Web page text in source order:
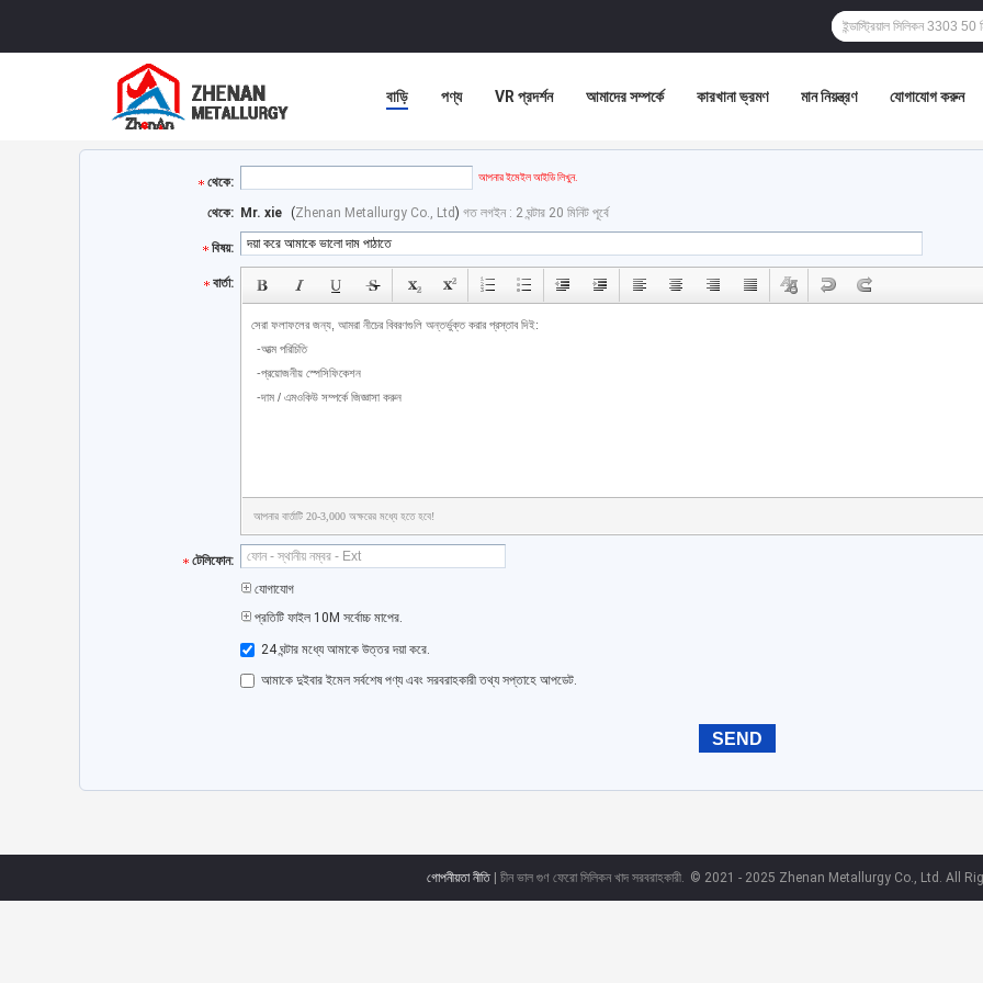
বাড়ি পণ্য VR প্রদর্শন আমাদের সম্পর্কে কারখানা ভ্রমণ মান নিয়ন্ত্রণ যোগাযোগ করুন
থেকে: আপনার ইমেইল আইডি লিখুন.
থেকে: Mr. xie (Zhenan Metallurgy Co., Ltd) গত লগইন : 2 ঘন্টার 20 মিনিট পূর্বে
বিষয়:
বার্তা:
আপনার বার্তাটি 20-3,000 অক্ষরের মধ্যে হতে হবে!
টেলিফোন:
যোগাযোগ
প্রতিটি ফাইল 10M সর্বোচ্চ মাপের.
24 ঘন্টার মধ্যে আমাকে উত্তর দয়া করে.
আমাকে দুইবার ইমেল সর্বশেষ পণ্য এবং সরবরাহকারী তথ্য সপ্তাহে আপডেট.
গোপনীয়তা নীতি| চীন ভাল গুণ ফেরো সিলিকন খাদ সরবরাহকারী. © 2021 - 2025 Zhenan Metallurgy Co., Ltd. All